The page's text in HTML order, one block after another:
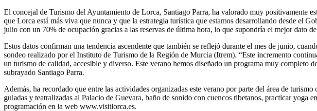
El concejal de Turismo del Ayuntamiento de Lorca, Santiago Parra, ha valorado muy positivamente
que Lorca está más viva que nunca y que la estrategia turística que estamos desarrollando desde el
julio con un 70% de ocupación gracias a las reservas de última hora, lo que supondría el mejor dato
Estos datos confirman una tendencia ascendente que también se reflejó durante el mes de junio,
sondeo realizado por el Instituto de Turismo de la Región de Murcia (Itrem). “Este incremento
un turismo de calidad, accesible y diverso. Este verano hemos diseñado un programa muy completo
subrayado Santiago Parra.
Además, ha recordado que entre las actividades organizadas este verano por parte del área de
guiadas y teatralizadas al Palacio de Guevara, baño de sonido con cuencos tibetanos, practicar
programación en la web www.visitlorca.es.